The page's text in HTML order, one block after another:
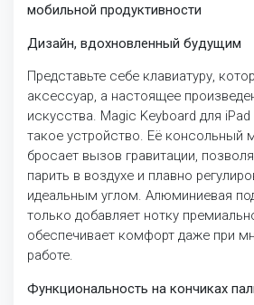
мобильной продуктивности
Дизайн, вдохновленный будущим
Представьте себе клавиатуру,
аксессуар, а настоящее
искусства. Magic Keyboard для
такое устройство. Её консольный
бросает вызов гравитации,
парить в воздухе и плавно
идеальным углом. Алюминиевая
только добавляет нотку
обеспечивает комфорт даже при
работе.
Функциональность на кончиках